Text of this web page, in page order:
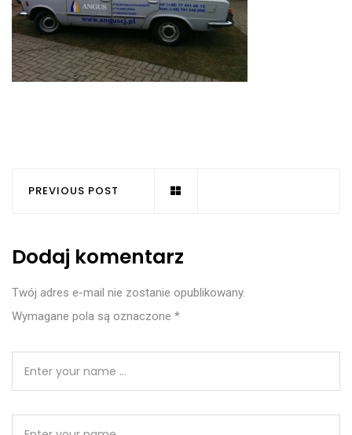
PREVIOUS POST
Dodaj komentarz
Twój adres e-mail nie zostanie opublikowany.
Wymagane pola są oznaczone *